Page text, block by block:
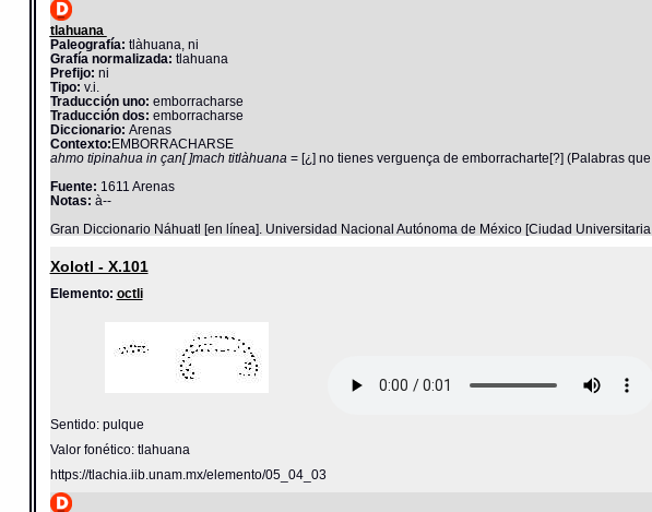
tlahuana
Paleografía: tlàhuana, ni
Grafía normalizada: tlahuana
Prefijo: ni
Tipo: v.i.
Traducción uno: emborracharse
Traducción dos: emborracharse
Diccionario: Arenas
Contexto:EMBORRACHARSE
ahmo tipinahua in çan[ ]mach titlàhuana = [¿] no tienes verguença de emborracharte[?] (Palabras
Fuente: 1611 Arenas
Notas: à--
Gran Diccionario Náhuatl [en línea]. Universidad Nacional Autónoma de México [Ciudad
Xolotl - X.101
Elemento: octli
Sentido: pulque
Valor fonético: tlahuana
https://tlachia.iib.unam.mx/elemento/05_04_03